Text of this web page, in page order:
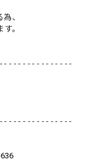
、
。
- - - - - - - - - - - - - - -
- - - - - - - - - - - - - - -